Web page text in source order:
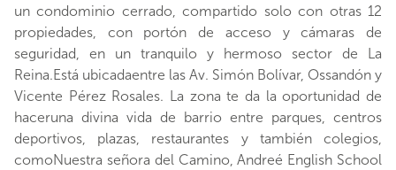
un condominio cerrado, compartido solo con otras 12
propiedades, con portón de acceso y cámaras de
seguridad, en un tranquilo y hermoso sector de La
Reina.Está ubicadaentre las Av. Simón Bolívar, Ossandón y
Vicente Pérez Rosales. La zona te da la oportunidad de
haceruna divina vida de barrio entre parques, centros
deportivos, plazas, restaurantes y también colegios,
comoNuestra señora del Camino, Andreé English School